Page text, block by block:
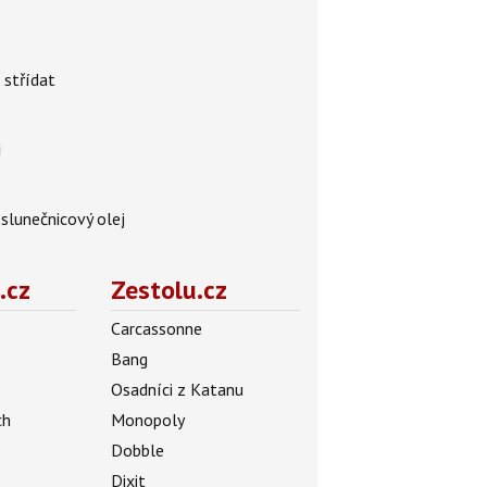
střídat
olej
Zestolu.cz
Carcassonne
Bang
Osadníci z Katanu
Monopoly
Dobble
Dixit